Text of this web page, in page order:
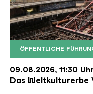
ÖFFENTLICHE
Der
Copyright:
09.08.2026, 11:30 Uhr
Das Weltkulturerbe